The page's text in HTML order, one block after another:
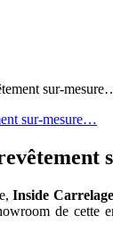
sur-
Inside Carrelage
de cette